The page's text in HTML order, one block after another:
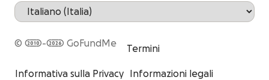
© 2010-2026 GoFundMe
Termini
Informativa sulla Privacy Informazioni legali